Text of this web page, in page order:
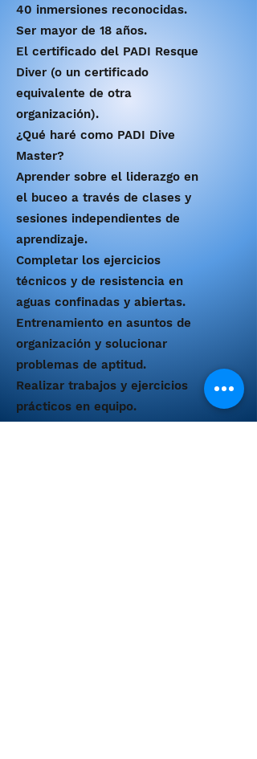
40 inmersiones reconocidas.
Ser mayor de 18 años.
El certificado del PADI Resque
Diver (o un certificado
equivalente de otra
organización).
¿Qué haré como PADI Dive
Master?
Aprender sobre el liderazgo en
el buceo a través de clases y
sesiones independientes de
aprendizaje.
Completar los ejercicios
técnicos y de resistencia en
aguas confinadas y abiertas.
Entrenamiento en asuntos de
organización y solucionar
problemas de aptitud.
Realizar trabajos y ejercicios
prácticos en equipo.